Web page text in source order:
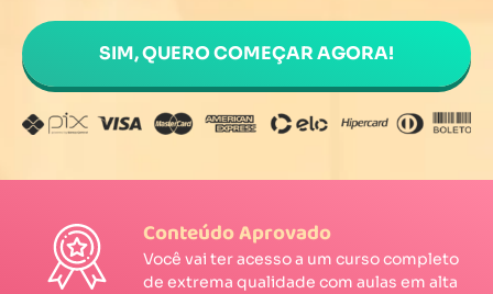
SIM, QUERO COMEÇAR AGORA!
Conteúdo Aprovado
Você vai ter acesso a um curso completo
de extrema qualidade com aulas em alta